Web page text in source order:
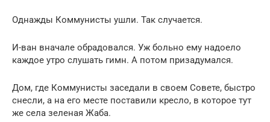
Однажды Коммунисты ушли. Так случается.
И-ван вначале обрадовался. Уж больно ему надоело
каждое утро слушать гимн. А потом призадумался.
Дом, где Коммунисты заседали в своем Совете, быстро
снесли, а на его месте поставили кресло, в которое тут
же села зеленая Жаба.